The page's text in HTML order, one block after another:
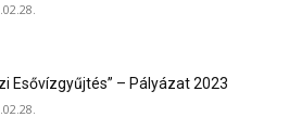
Esővízgyűjtés” – Pályázat 2023